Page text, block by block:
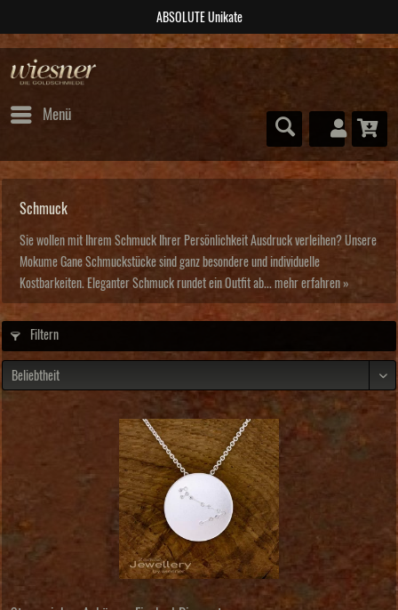
post@wiesner-trauringe.de
Menü
Schmuck
Sie wollen mit Ihrem Schmuck Ihrer Persönlichkeit Ausdruck verleihen? Unsere
Mokume Gane Schmuckstücke sind ganz besondere und individuelle
Kostbarkeiten. Eleganter Schmuck rundet ein Outfit ab... mehr erfahren »
Filtern